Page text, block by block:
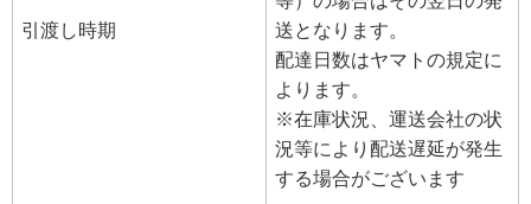
引渡し時期
送となります。
配達日数はヤマトの規定に
よります。
※在庫状況、運送会社の状
況等により配送遅延が発生
する場合がございます